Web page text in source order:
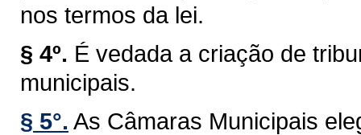
nos termos da lei.
§ 4º. É vedada a criação de
municipais.
§ 5°. As Câmaras Municipais